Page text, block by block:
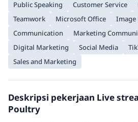
Public Speaking Customer Service
Teamwork
Microsoft Office
Image
Communication
Marketing
Digital Marketing
Social Media
Sales and Marketing
Deskripsi pekerjaan Live
Poultry